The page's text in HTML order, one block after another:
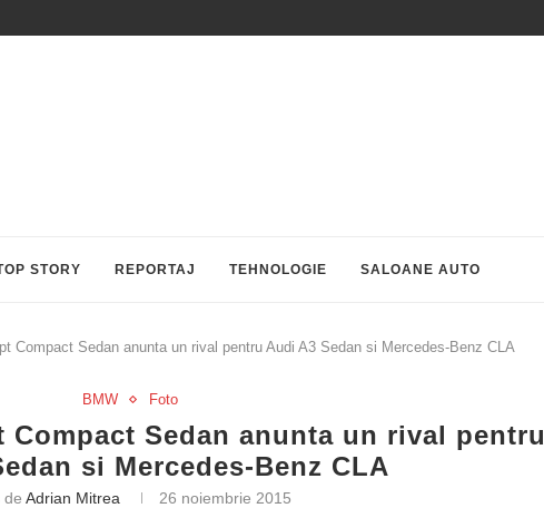
STORY REPORTAJ TEHNOLOGIE SALOANE AUTO
Compact Sedan anunta un rival pentru Audi A3 Sedan si Mercedes-Benz CLA
BMW Foto
Compact Sedan anunta un rival pentru
si Mercedes-Benz CLA
deAdrian Mitrea 26 noiembrie 2015